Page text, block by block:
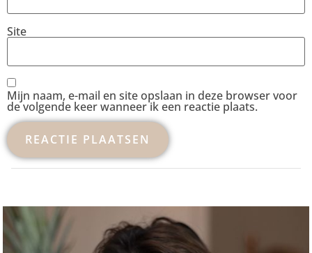
Site
Mijn naam, e-mail en site opslaan in deze browser voor
de volgende keer wanneer ik een reactie plaats.